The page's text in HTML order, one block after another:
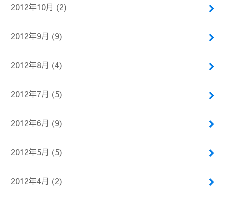
2012年10月 (2)
2012年9月 (9)
2012年8月 (4)
2012年7月 (5)
2012年6月 (9)
2012年5月 (5)
2012年4月 (2)